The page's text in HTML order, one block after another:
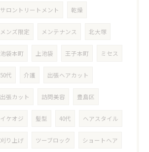
サロントリートメント 乾燥
メンズ限定 メンテナンス 北大塚
池袋本町 上池袋 王子本町 ミセス
50代 介護 出張ヘアカット
出張カット 訪問美容 豊島区
イケオジ 髪型 40代 ヘアスタイル
刈り上げ ツーブロック ショートヘア